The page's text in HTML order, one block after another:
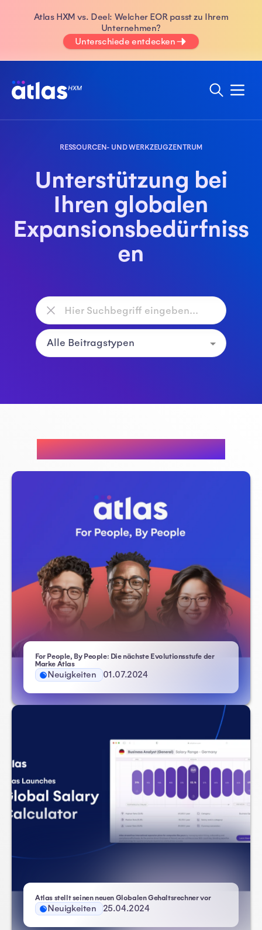
Atlas HXM vs. Deel: Welcher EOR passt zu Ihrem
Unternehmen?
Unterschiede entdecken
RESSOURCEN- UND WERKZEUGZENTRUM
Unterstützung bei
Ihren globalen
Expansionsbedürfniss
en
Empfohlene Beiträge
For People, By People: Die nächste Evolutionsstufe der
Marke Atlas
Neuigkeiten 01.07.2024
Atlas stellt seinen neuen Globalen Gehaltsrechner vor
Neuigkeiten 25.04.2024